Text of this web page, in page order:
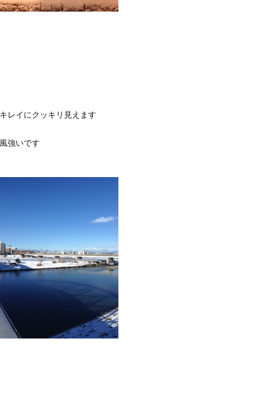
レイにクッキリ見えます
強いです